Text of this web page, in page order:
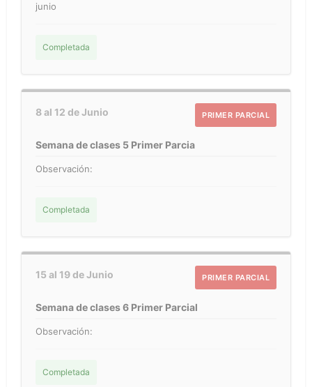
junio
Completada
8 al 12 de Junio PRIMER PARCIAL
Semana de clases 5 Primer Parcia
Observación:
Completada
15 al 19 de Junio PRIMER PARCIAL
Semana de clases 6 Primer Parcial
Observación:
Completada